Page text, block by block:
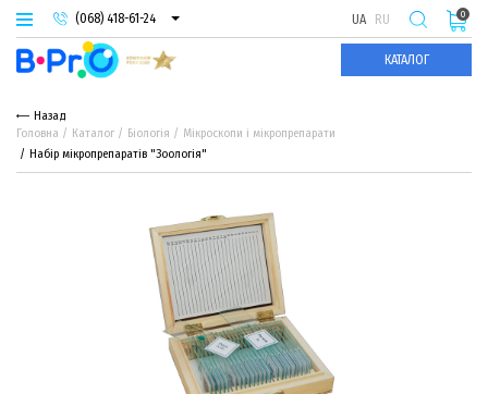
(068) 418-61-24
(093) 974-66-94
(095) 987-29-55
UA RU
КАТАЛОГ
0
Назад
Головна
Каталог Біологія
Мікроскопи і мікропрепарати
Набір мікропрепаратів "Зоологія"